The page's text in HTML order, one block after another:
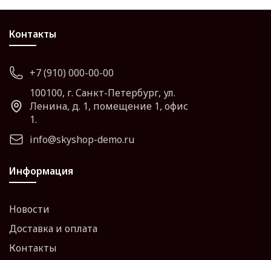
Контакты
+7 (910) 000-00-00
100100, г. Санкт-Петербург, ул.
Ленина, д. 1, помещение 1, офис
1.
info@skyshop-demo.ru
Информация
Новости
Доставка и оплата
Контакты